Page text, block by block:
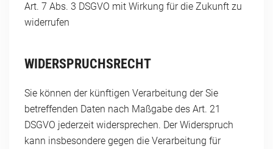
Art. 7 Abs. 3 DSGVO mit Wirkung für die Zukunft zu
widerrufen
WIDERSPRUCHSRECHT
Sie können der künftigen Verarbeitung der Sie
betreffenden Daten nach Maßgabe des Art. 21
DSGVO jederzeit widersprechen. Der Widerspruch
kann insbesondere gegen die Verarbeitung für